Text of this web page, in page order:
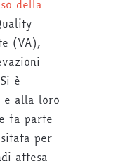
della
(VA),
è
e alla loro
fa parte
per
attesa